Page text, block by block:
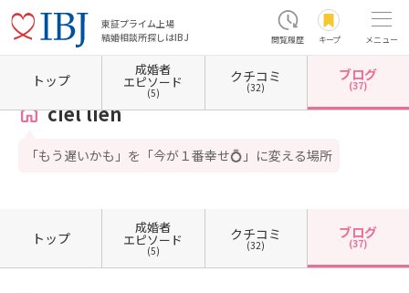
東証プライム上場
結婚相談所探しはIBJ
閲覧履歴 キープ メニュー
ホーム 埼玉県の結婚相談所 埼玉県草加市 ciel lien カウンセラーブログ一覧
ciel lien
「もう遅いかも」を「今が１番幸せ💍」に変える場所
トップ
成婚者
エピソード
(5)
クチコミ
(32)
ブログ
(37)
トップ
成婚者
エピソード
(5)
クチコミ
(32)
ブログ
(37)